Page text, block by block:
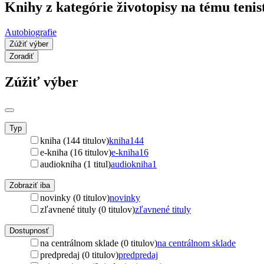
Knihy z kategórie životopisy na tému
Autobiografie
Zúžiť výber
Zoradiť
Zúžiť výber
Typ
kniha (144 titulov)kniha144
e-kniha (16 titulov)e-kniha16
audiokniha (1 titul)audiokniha1
Zobraziť iba
novinky (0 titulov)novinky
zľavnené tituly (0 titulov)zľavnené tituly
Dostupnosť
na centrálnom sklade (0 titulov)na centrálnom sklade
predpredaj (0 titulov)predpredaj